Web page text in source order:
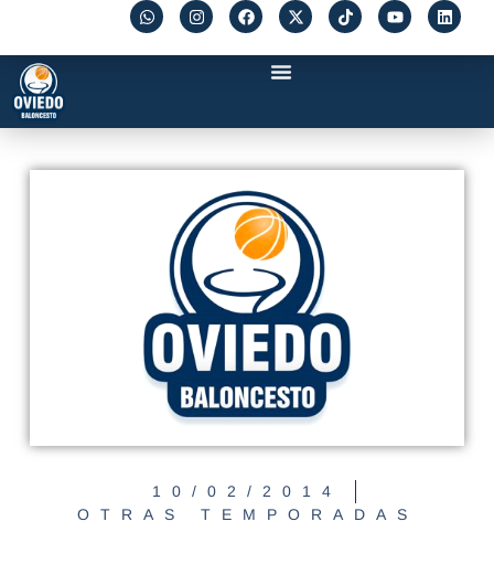
10/02/2014
OTRAS TEMPORADAS